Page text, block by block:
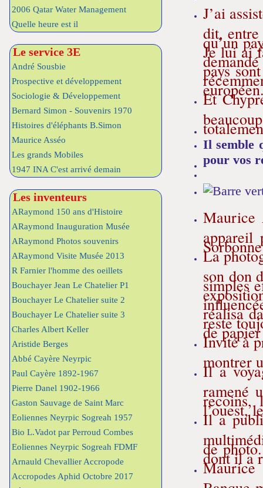
2006 Qatar Water Management
Quelle heure est il
Le service 3E
André Sousbie
Prospective et développement
Sociologie & Développement
Bernard Simon - Souvenirs 1970
Histoires d'éléphants B.Simon
Maurice Asséo
Les grands Mobiles
1947 INA C'est arrivé demain
Les inventeurs
ARaymond 150 ans d'Histoire
ARaymond Inauguration Musée
ARaymond Photos souvenirs
ARaymond Visite Musée 2013
R Farnier l'homme des oeillets
Bouchayer Jean Le Chatelier P1
Bouchayer Le Chatelier suite 2
Bouchayer Le Chatelier suite 3
Charles Albert Keller
Aristide Berges
Abbé Cayère Neyrpic
Paul Cayère 1892-1967
Pierre Danel 1902-1966
Gaston Sauvage de Saint Marc
Eoliennes Neyrpic Sogreah 1957
Bio L.Vadot par Perroud Combes
Eoliennes Neyrpic Sogreah FDMF
Arnauld Chevallier Accropode
Accropodes Aphid Octobre 2017
J’ai
dit,
qu’un
Je lui ai
pays
Et
Il semble
pour vos
Maurice
appareil
La
son don
simples
réalisa
reste
de
Invité à
Il a
ramené
recoins,
l’ouest,
Il a
de
dont il a
Maurice
Banque